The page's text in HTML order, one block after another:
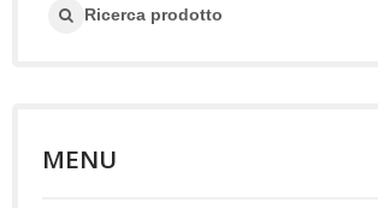
Ricerca prodotto
MENU